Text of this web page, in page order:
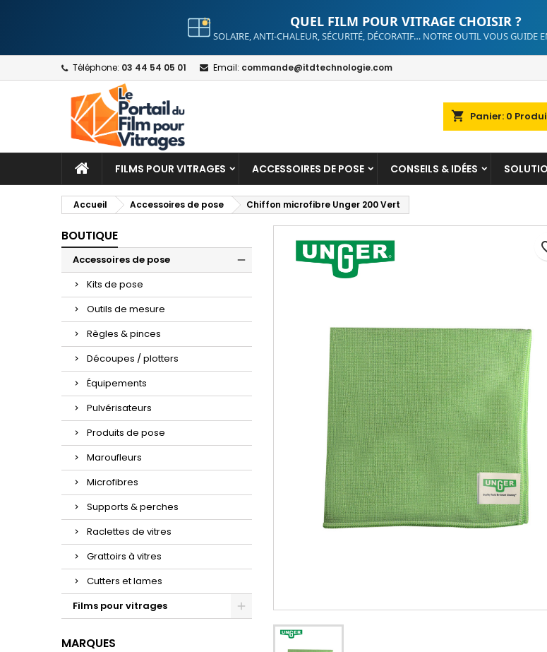
QUEL FILM POUR VITRAGE CHOISIR ?
SOLAIRE, ANTI-CHALEUR, SÉCURITÉ, DÉCORATIF… NOTRE OUTIL VOUS GUIDE
Téléphone: 03 44 54 05 01 Email: commande@itdtechnologie.com
shopping_cart Panier: 0
FILMS POUR VITRAGES ACCESSOIRES DE POSE CONSEILS & IDÉES
Accueil Accessoires de pose Chiffon microfibre Unger 200 Vert
BOUTIQUE
Accessoires de pose
Kits de pose
Outils de mesure
Règles & pinces
Découpes / plotters
Équipements
Pulvérisateurs
Produits de pose
Maroufleurs
Microfibres
Supports & perches
Raclettes de vitres
Grattoirs à vitres
Cutters et lames
Films pour vitrages
MARQUES
Add to wishlist
add_circle_outline Create new list
Create wishlist
Wishlist name
Cancel
Sign in
You need to be logged in to save products in